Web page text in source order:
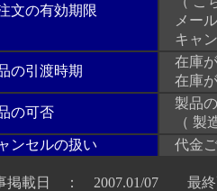
文の有効期限
メール
キャン
の引渡時期
在庫が
在庫が
の可否
製品の
（ 製
ンセルの扱い
代金ご
載日 ： 2007.01/07 最終